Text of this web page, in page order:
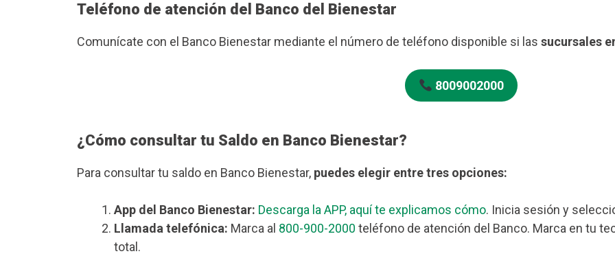
Teléfono de atención del Banco del Bienestar
Comunícate con el Banco Bienestar mediante el número de teléfono disponible si las sucursales
8009002000
¿Cómo consultar tu Saldo en Banco Bienestar?
Para consultar tu saldo en Banco Bienestar, puedes elegir entre tres opciones:
App del Banco Bienestar: Descarga la APP, aquí te explicamos cómo. Inicia sesión y
Llamada telefónica: Marca al 800-900-2000 teléfono de atención del Banco. Marca en tu
total.